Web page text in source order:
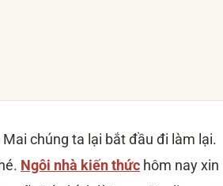
chúng ta lại bắt đầu đi làm lại.
Ngôi nhà kiến thức hôm nay xin